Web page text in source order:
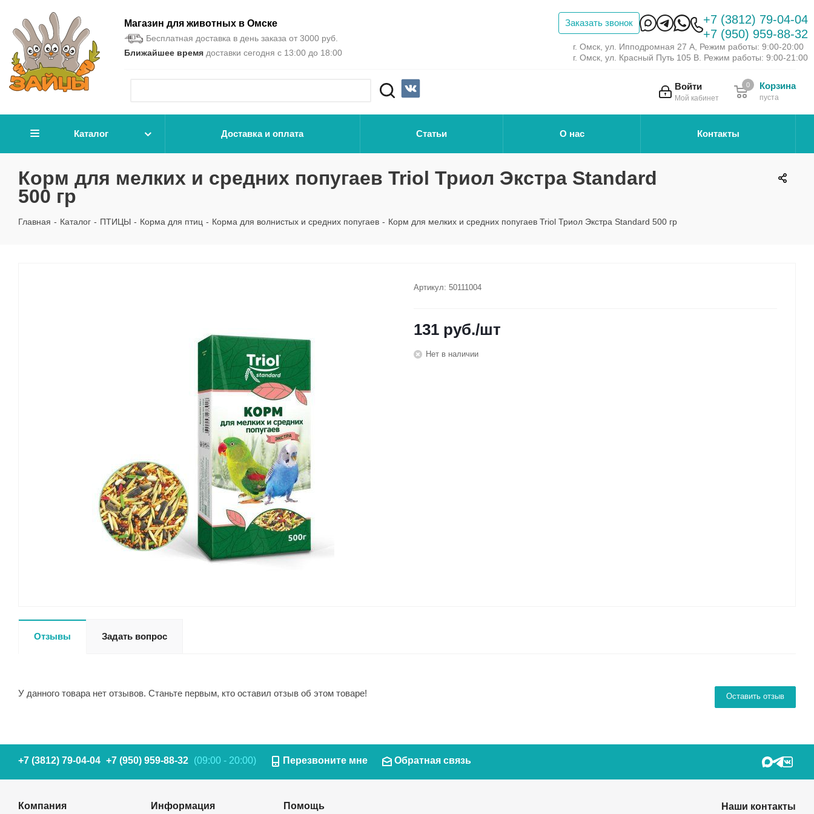
Магазин для животных в Омске
Бесплатная доставка в день заказа от 3000 руб.
Ближайшее время доставки сегодня с 13:00 до 18:00
Заказать звонок
+7 (3812) 79-04-04
+7 (950) 959-88-32
г. Омск, ул. Ипподромная 27 А, Режим работы: 9:00-20:00
г. Омск, ул. Красный Путь 105 В. Режим работы: 9:00-21:00
Войти
Мой кабинет
Корзина
пуста
0
Каталог Доставка и оплата Статьи О нас Контакты
Корм для мелких и средних попугаев Triol Триол Экстра Standard
500 гр
Главная - Каталог - ПТИЦЫ - Корма для птиц - Корма для волнистых и средних попугаев - Корм для мелких и средних попугаев Triol Триол Экстра Standard 500 гр
Артикул: 50111004
131 руб./шт
Нет в наличии
Отзывы Задать вопрос
Оставить отзыв
У данного товара нет отзывов. Станьте первым, кто оставил отзыв об этом товаре!
+7 (3812) 79-04-04 +7 (950) 959-88-32 (09:00 - 20:00) Перезвоните мне Обратная связь
Компания Информация Помощь Наши контакты